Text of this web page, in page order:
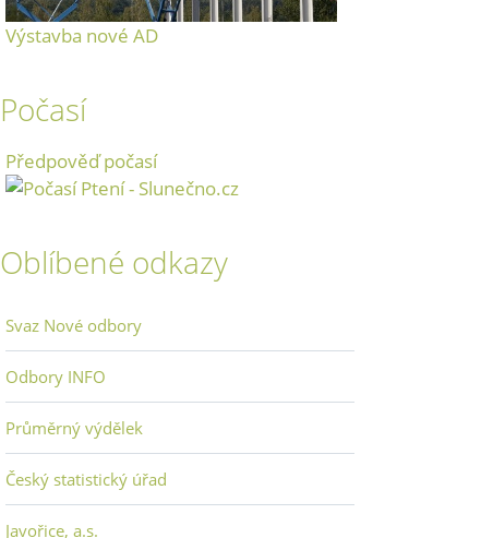
Výstavba nové AD
Počasí
Předpověď počasí
Oblíbené odkazy
Svaz Nové odbory
Odbory INFO
Průměrný výdělek
Český statistický úřad
Javořice, a.s.